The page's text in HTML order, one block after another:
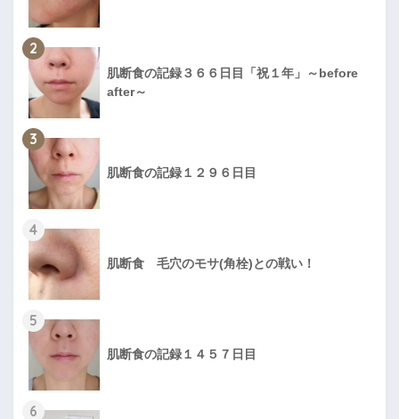
2
肌断食の記録３６６日目「祝１年」～before
after～
3
肌断食の記録１２９６日目
4
肌断食 毛穴のモサ(角栓)との戦い！
5
肌断食の記録１４５７日目
6